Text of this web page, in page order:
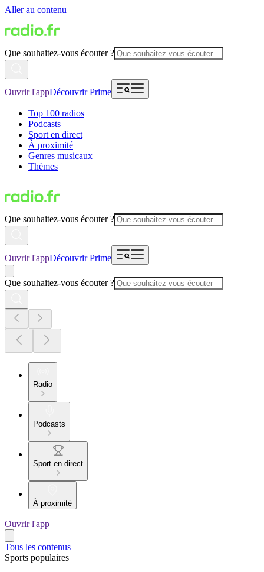
Aller au contenu
Que souhaitez-vous écouter ?
Ouvrir l'appDécouvrir Prime
Top 100 radios
Podcasts
Sport en direct
À proximité
Genres musicaux
Thèmes
Que souhaitez-vous écouter ?
Ouvrir l'appDécouvrir Prime
Que souhaitez-vous écouter ?
Radio
Podcasts
Sport en direct
À proximité
Ouvrir l'app
Tous les contenus
Sports populaires